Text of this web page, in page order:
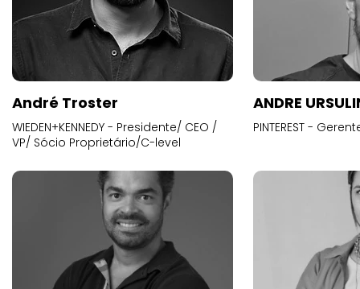
André Troster
WIEDEN+KENNEDY - Presidente/ CEO /
VP/ Sócio Proprietário/C-level
ANDRE
PINTEREST -